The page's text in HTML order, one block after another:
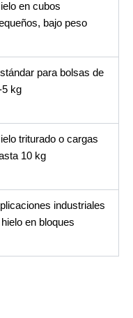
en cubos
bajo peso
para bolsas de
5 kg
triturado o cargas
10 kg
industriales
en bloques